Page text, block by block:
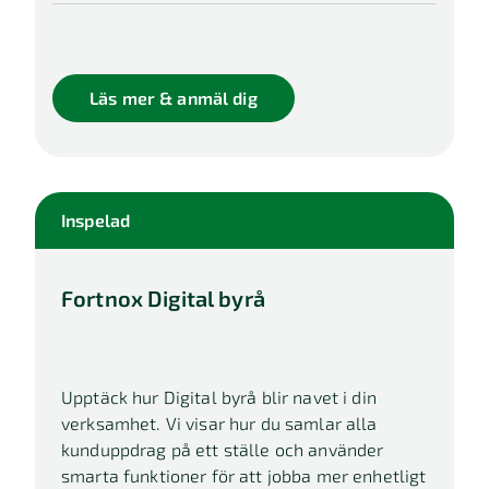
Läs mer & anmäl dig
Inspelad
Fortnox Digital byrå
Upptäck hur Digital byrå blir navet i din
verksamhet. Vi visar hur du samlar alla
kunduppdrag på ett ställe och använder
smarta funktioner för att jobba mer enhetligt